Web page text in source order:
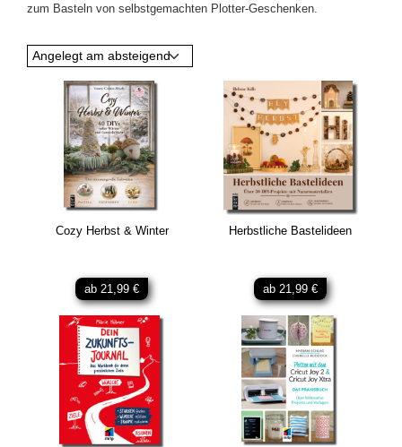
zum Basteln von selbstgemachten Plotter-Geschenken.
Angelegt am absteigend
Cozy Herbst & Winter
ab 21,99 €
Herbstliche Bastelideen
ab 21,99 €